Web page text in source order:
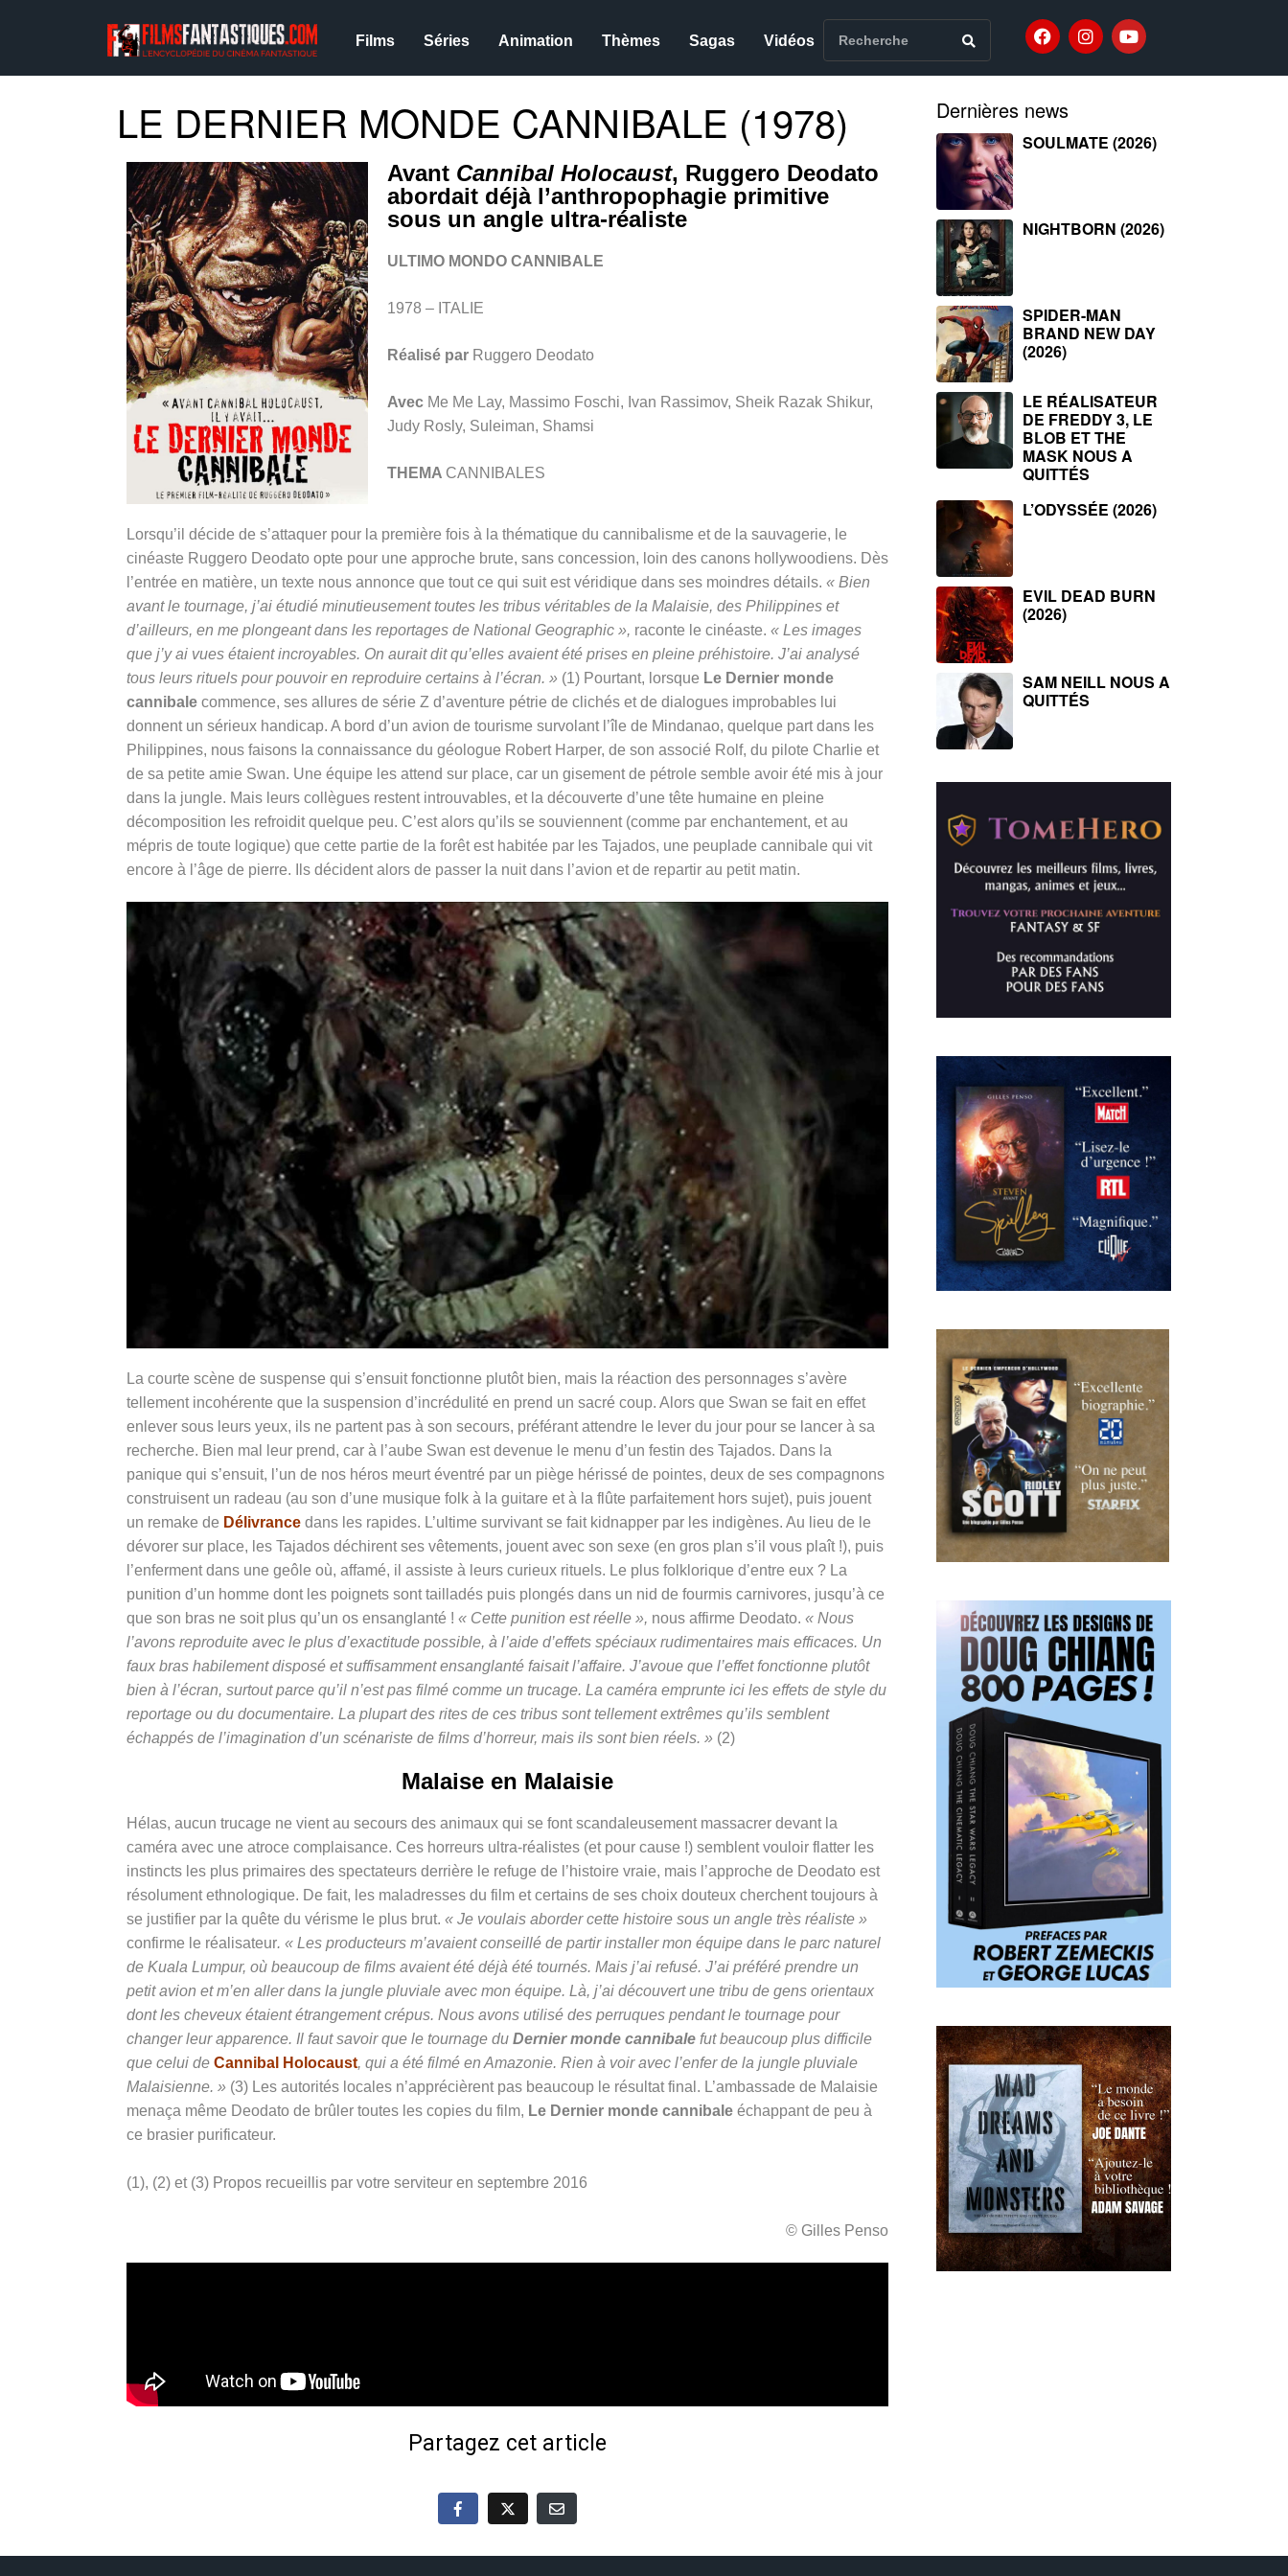
Films Séries Animation Thèmes Sagas Vidéos
LE DERNIER MONDE CANNIBALE (1978)
Avant Cannibal Holocaust, Ruggero Deodato
abordait déjà l’anthropophagie primitive
sous un angle ultra-réaliste
ULTIMO MONDO CANNIBALE
1978 – ITALIE
Réalisé par Ruggero Deodato
Avec Me Me Lay, Massimo Foschi, Ivan Rassimov, Sheik Razak Shikur,
Judy Rosly, Suleiman, Shamsi
THEMA CANNIBALES
Lorsqu’il décide de s’attaquer pour la première fois à la thématique du cannibalisme et de la sauvagerie, le
cinéaste Ruggero Deodato opte pour une approche brute, sans concession, loin des canons hollywoodiens. Dès
l’entrée en matière, un texte nous annonce que tout ce qui suit est véridique dans ses moindres détails. « Bien
avant le tournage, j’ai étudié minutieusement toutes les tribus véritables de la Malaisie, des Philippines et
d’ailleurs, en me plongeant dans les reportages de National Geographic », raconte le cinéaste. « Les images
que j’y ai vues étaient incroyables. On aurait dit qu’elles avaient été prises en pleine préhistoire. J’ai analysé
tous leurs rituels pour pouvoir en reproduire certains à l’écran. » (1) Pourtant, lorsque Le Dernier monde
cannibale commence, ses allures de série Z d’aventure pétrie de clichés et de dialogues improbables lui
donnent un sérieux handicap. A bord d’un avion de tourisme survolant l’île de Mindanao, quelque part dans les
Philippines, nous faisons la connaissance du géologue Robert Harper, de son associé Rolf, du pilote Charlie et
de sa petite amie Swan. Une équipe les attend sur place, car un gisement de pétrole semble avoir été mis à jour
dans la jungle. Mais leurs collègues restent introuvables, et la découverte d’une tête humaine en pleine
décomposition les refroidit quelque peu. C’est alors qu’ils se souviennent (comme par enchantement, et au
mépris de toute logique) que cette partie de la forêt est habitée par les Tajados, une peuplade cannibale qui vit
encore à l’âge de pierre. Ils décident alors de passer la nuit dans l’avion et de repartir au petit matin.
La courte scène de suspense qui s’ensuit fonctionne plutôt bien, mais la réaction des personnages s’avère
tellement incohérente que la suspension d’incrédulité en prend un sacré coup. Alors que Swan se fait en effet
enlever sous leurs yeux, ils ne partent pas à son secours, préférant attendre le lever du jour pour se lancer à sa
recherche. Bien mal leur prend, car à l’aube Swan est devenue le menu d’un festin des Tajados. Dans la
panique qui s’ensuit, l’un de nos héros meurt éventré par un piège hérissé de pointes, deux de ses compagnons
construisent un radeau (au son d’une musique folk à la guitare et à la flûte parfaitement hors sujet), puis jouent
un remake de Délivrance dans les rapides. L’ultime survivant se fait kidnapper par les indigènes. Au lieu de le
dévorer sur place, les Tajados déchirent ses vêtements, jouent avec son sexe (en gros plan s’il vous plaît !), puis
l’enferment dans une geôle où, affamé, il assiste à leurs curieux rituels. Le plus folklorique d’entre eux ? La
punition d’un homme dont les poignets sont tailladés puis plongés dans un nid de fourmis carnivores, jusqu’à ce
que son bras ne soit plus qu’un os ensanglanté ! « Cette punition est réelle », nous affirme Deodato. « Nous
l’avons reproduite avec le plus d’exactitude possible, à l’aide d’effets spéciaux rudimentaires mais efficaces. Un
faux bras habilement disposé et suffisamment ensanglanté faisait l’affaire. J’avoue que l’effet fonctionne plutôt
bien à l’écran, surtout parce qu’il n’est pas filmé comme un trucage. La caméra emprunte ici les effets de style du
reportage ou du documentaire. La plupart des rites de ces tribus sont tellement extrêmes qu’ils semblent
échappés de l’imagination d’un scénariste de films d’horreur, mais ils sont bien réels. » (2)
Malaise en Malaisie
Hélas, aucun trucage ne vient au secours des animaux qui se font scandaleusement massacrer devant la
caméra avec une atroce complaisance. Ces horreurs ultra-réalistes (et pour cause !) semblent vouloir flatter les
instincts les plus primaires des spectateurs derrière le refuge de l’histoire vraie, mais l’approche de Deodato est
résolument ethnologique. De fait, les maladresses du film et certains de ses choix douteux cherchent toujours à
se justifier par la quête du vérisme le plus brut. « Je voulais aborder cette histoire sous un angle très réaliste »
confirme le réalisateur. « Les producteurs m’avaient conseillé de partir installer mon équipe dans le parc naturel
de Kuala Lumpur, où beaucoup de films avaient été déjà été tournés. Mais j’ai refusé. J’ai préféré prendre un
petit avion et m’en aller dans la jungle pluviale avec mon équipe. Là, j’ai découvert une tribu de gens orientaux
dont les cheveux étaient étrangement crépus. Nous avons utilisé des perruques pendant le tournage pour
changer leur apparence. Il faut savoir que le tournage du Dernier monde cannibale fut beaucoup plus difficile
que celui de Cannibal Holocaust, qui a été filmé en Amazonie. Rien à voir avec l’enfer de la jungle pluviale
Malaisienne. » (3) Les autorités locales n’apprécièrent pas beaucoup le résultat final. L’ambassade de Malaisie
menaça même Deodato de brûler toutes les copies du film, Le Dernier monde cannibale échappant de peu à
ce brasier purificateur.
(1), (2) et (3) Propos recueillis par votre serviteur en septembre 2016
© Gilles Penso
Partagez cet article
Dernières news
SOULMATE (2026)
NIGHTBORN (2026)
SPIDER-MAN
BRAND NEW DAY
(2026)
LE RÉALISATEUR
DE FREDDY 3, LE
BLOB ET THE
MASK NOUS A
QUITTÉS
L’ODYSSÉE (2026)
EVIL DEAD BURN
(2026)
SAM NEILL NOUS A
QUITTÉS